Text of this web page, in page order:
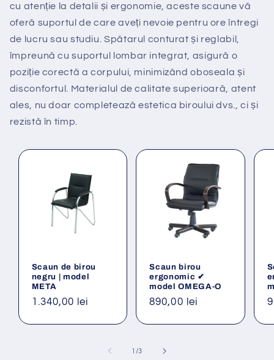
cu atenție la detalii și ergonomie, aceste scaune vă
oferă suportul de care aveți nevoie pentru ore întregi
de lucru sau studiu. Spătarul conturat și reglabil,
împreună cu suportul lombar integrat, asigură o
poziție corectă a corpului, minimizând oboseala și
disconfortul. Materialul de calitate superioară, atent
ales, nu doar completează estetica biroului dvs., ci și
rezistă în timp.
Scaun de birou
negru | model
META
Preț
1.340,00 lei
Scaun birou
ergonomic ✔
model OMEGA-O
Preț
890,00 lei
1 /din
3